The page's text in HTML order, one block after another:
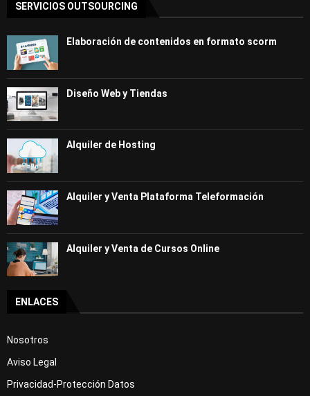
SERVICIOS OUTSOURCING
Elaboración de contenidos en formato scorm
Diseño Web y Tiendas
Alquiler de Hosting
Alquiler y Venta Plataforma Teleformación
Alquiler y Venta de Cursos Online
ENLACES
Nosotros
Aviso Legal
Privacidad-Protección Datos